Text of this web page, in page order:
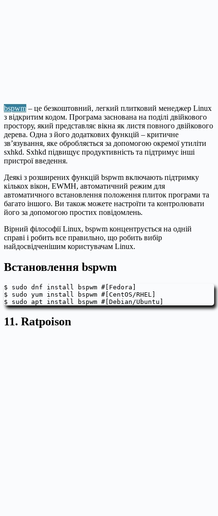
bspwm – це безкоштовний, легкий плитковий менеджер Linux
з відкритим кодом. Програма заснована на поділі двійкового
простору, який представляє вікна як листя повного двійкового
дерева. Одна з його додаткових функцій – критичне
зв’язування, яке обробляється за допомогою окремої утиліти
sxhkd. Sxhkd підвищує продуктивність та підтримує інші
пристрої введення.
Деякі з розширених функцій bspwm включають підтримку
кількох вікон, EWMH, автоматичний режим для
автоматичного встановлення положення плиток програми та
багато іншого. Ви також можете настроїти та контролювати
його за допомогою простих повідомлень.
Вірний філософії Linux, bspwm концентрується на одній
справі і робить все правильно, що робить вибір
найдосвідченішим користувачам Linux.
Встановлення bspwm
$ sudo dnf install bspwm #[Fedora]
$ sudo yum install bspwm #[CentOS/RHEL]
$ sudo apt install bspwm #[Debian/Ubuntu]
11. Ratpoison